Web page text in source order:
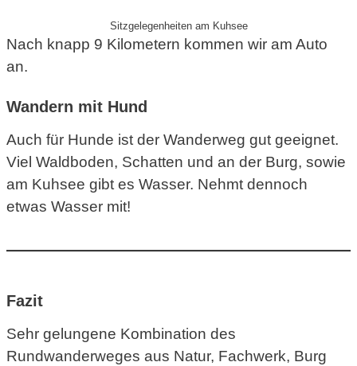
Sitzgelegenheiten am Kuhsee
Nach knapp 9 Kilometern kommen wir am Auto
an.
Wandern mit Hund
Auch für Hunde ist der Wanderweg gut geeignet.
Viel Waldboden, Schatten und an der Burg, sowie
am Kuhsee gibt es Wasser. Nehmt dennoch
etwas Wasser mit!
Fazit
Sehr gelungene Kombination des
Rundwanderweges aus Natur, Fachwerk, Burg